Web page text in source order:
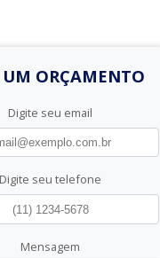
UM ORÇAMENTO
Digite seu email
Digite seu telefone
Mensagem